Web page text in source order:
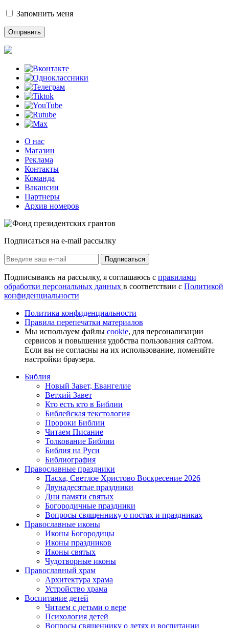
Запомнить меня
О нас
Магазин
Реклама
Контакты
Команда
Вакансии
Партнеры
Архив номеров
Подписаться на e-mail рассылку
Подписаться
Подписываясь на рассылку, я соглашаюсь с правилами
обработки персональных данных в соответствии с Политикой
конфиденциальности
Политика конфиденциальности
Правила перепечатки материалов
Мы используем файлы cookie, для персонализации
сервисов и повышения удобства пользования сайтом.
Если вы не согласны на их использование, поменяйте
настройки браузера.
Библия
Новый Завет, Евангелие
Ветхий Завет
Кто есть кто в Библии
Библейская текстология
Пророки Библии
Читаем Писание
Толкование Библии
Библия на Руси
Библиография
Православные праздники
Пасха, Светлое Христово Воскресение 2026
Двунадесятые праздники
Дни памяти святых
Богородичные праздники
Вопросы священнику о постах и праздниках
Православные иконы
Иконы Богородицы
Иконы праздников
Иконы святых
Чудотворные иконы
Православный храм
Архитектура храма
Устройство храма
Воспитание детей
Читаем с детьми о вере
Психология детей
Вопросы священнику о детях и воспитании